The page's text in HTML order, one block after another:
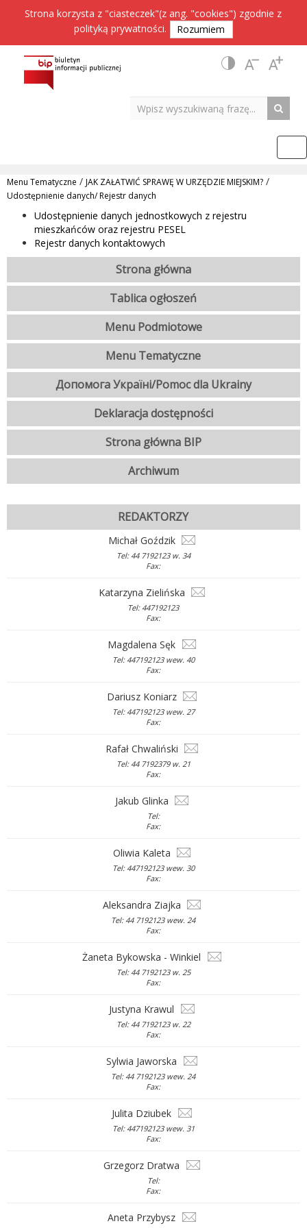
Strona korzysta z "ciasteczek"(z ang. "cookies") zgodnie z
polityką prywatności. Rozumiem
Menu Tematyczne / JAK ZAŁATWIĆ SPRAWĘ W URZĘDZIE MIEJSKIM? /
Udostępnienie danych/ Rejestr danych
Udostępnienie danych jednostkowych z rejestru
mieszkańców oraz rejestru PESEL
Rejestr danych kontaktowych
Strona główna
Tablica ogłoszeń
Menu Podmiotowe
Menu Tematyczne
Допомога Україні/Pomoc dla Ukrainy
Deklaracja dostępności
Strona główna BIP
Archiwum
REDAKTORZY
Michał Goździk
Tel: 44 7192123 w. 34
Fax:
Katarzyna Zielińska
Tel: 447192123
Fax:
Magdalena Sęk
Tel: 447192123 wew. 40
Fax:
Dariusz Koniarz
Tel: 447192123 wew. 27
Fax:
Rafał Chwaliński
Tel: 44 7192379 w. 21
Fax:
Jakub Glinka
Tel:
Fax:
Oliwia Kaleta
Tel: 447192123 wew. 30
Fax:
Aleksandra Ziajka
Tel: 44 7192123 wew. 24
Fax:
Żaneta Bykowska - Winkiel
Tel: 44 7192123 w. 25
Fax:
Justyna Krawul
Tel: 44 7192123 w. 22
Fax:
Sylwia Jaworska
Tel: 44 7192123 wew. 24
Fax:
Julita Dziubek
Tel: 447192123 wew. 31
Fax:
Grzegorz Dratwa
Tel:
Fax:
Aneta Przybysz